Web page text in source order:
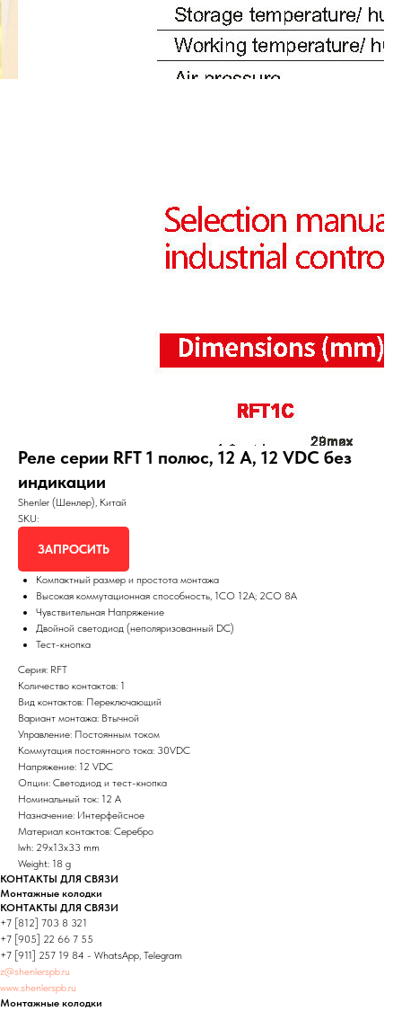
Реле серии RFT 1 полюс, 12 А, 12 VDC без
индикации
Shenler (Шенлер), Китай
SKU:
ЗАПРОСИТЬ
Компактный размер и простота монтажа
Высокая коммутационная способность, 1СО 12А; 2СО 8А
Чувствительная Напряжение
Двойной светодиод (неполяризованный DC)
Тест-кнопка
Серия: RFT
Количество контактов: 1
Вид контактов: Переключающий
Вариант монтажа: Втычной
Управление: Постоянным током
Коммутация постоянного тока: 30VDC
Напряжение: 12 VDC
Опции: Светодиод и тест-кнопка
Номинальный ток: 12 А
Назначение: Интерфейсное
Материал контактов: Серебро
lwh: 29x13x33 mm
Weight: 18 g
КОНТАКТЫ ДЛЯ СВЯЗИ
Монтажные колодки
КОНТАКТЫ ДЛЯ СВЯЗИ
+7 [812] 703 8 321
+7 [905] 22 66 7 55
+7 [911] 257 19 84 - WhatsApp, Telegram
z@shenlerspb.ru
www.shenlerspb.ru
Монтажные колодки